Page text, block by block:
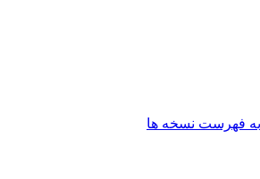
فهرست نسخه ها